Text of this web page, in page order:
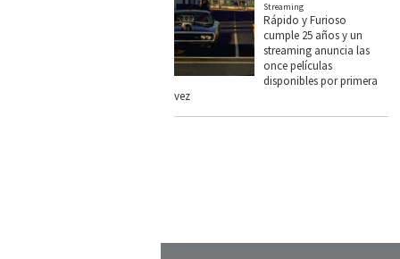
Streaming
Rápido y Furioso
cumple 25 años y un
streaming anuncia las
once películas
disponibles por primera
vez